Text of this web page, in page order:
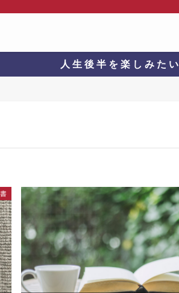
人 生 後 半 を 楽 し み た い